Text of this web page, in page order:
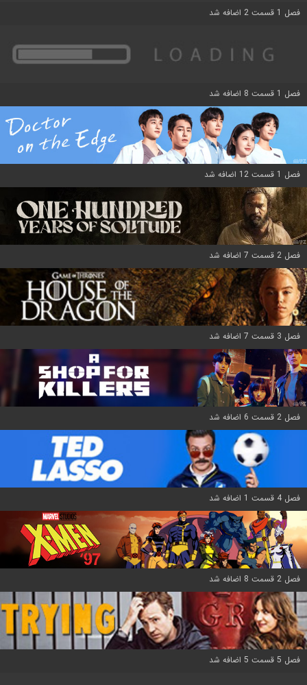
فصل 1 قسمت 2 اضافه شد
فصل 1 قسمت 8 اضافه شد
فصل 1 قسمت 12 اضافه شد
فصل 2 قسمت 7 اضافه شد
فصل 3 قسمت 7 اضافه شد
فصل 2 قسمت 6 اضافه شد
فصل 4 قسمت 1 اضافه شد
فصل 2 قسمت 8 اضافه شد
فصل 5 قسمت 5 اضافه شد